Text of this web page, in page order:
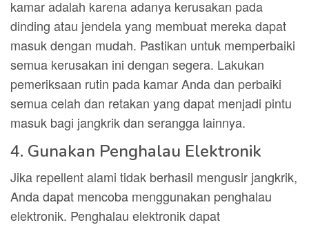
kamar adalah karena adanya kerusakan pada
dinding atau jendela yang membuat mereka dapat
masuk dengan mudah. Pastikan untuk memperbaiki
semua kerusakan ini dengan segera. Lakukan
pemeriksaan rutin pada kamar Anda dan perbaiki
semua celah dan retakan yang dapat menjadi pintu
masuk bagi jangkrik dan serangga lainnya.
4. Gunakan Penghalau Elektronik
Jika repellent alami tidak berhasil mengusir jangkrik,
Anda dapat mencoba menggunakan penghalau
elektronik. Penghalau elektronik dapat